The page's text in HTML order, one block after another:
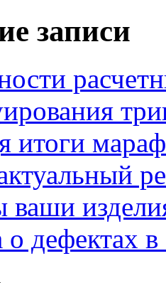
записи
итоги
ваши
о дефектах